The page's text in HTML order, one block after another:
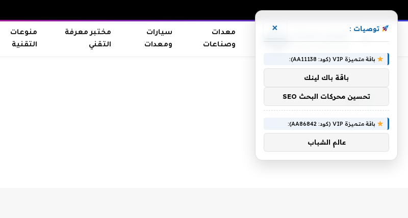
معدات
وصناعات
سيارات
ومعدات
مختبر معرفة
التقني
منوعات
التقنية
ناقد
توصيات : ×
باقة متميزة VIP (كود: AA11138):
باقة باك لينك
تحسين محركات البحث SEO
باقة متميزة VIP (كود: AA86842):
عالم الشباب